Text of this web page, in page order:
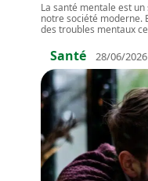
La santé mentale est
notre société moderne.
des troubles mentaux
Santé 28/06/2026